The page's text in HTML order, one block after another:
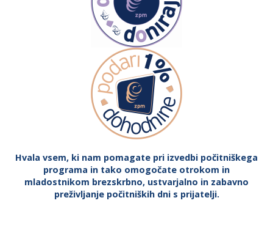
Hvala vsem, ki nam pomagate pri izvedbi počitniškega
programa in tako omogočate otrokom in
mladostnikom brezskrbno, ustvarjalno in zabavno
preživljanje počitniških dni s prijatelji.